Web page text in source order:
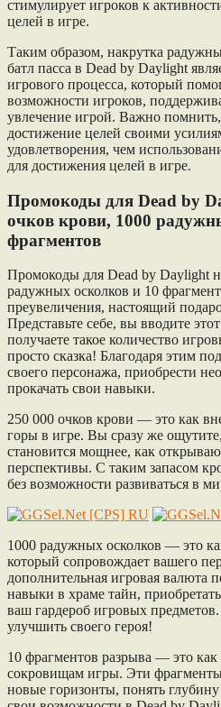
стимулирует игроков к
целей в игре.
Таким образом, накрутка
батл пасса в Dead by Daylight
игрового процесса, который
возможности игроков,
увлечение игрой. Важно помнить,
достижение целей своими
удовлетворения, чем
для достижения целей в игре.
Промокоды для Dead by
очков крови, 1000
фрагментов
Промокоды для Dead by Daylight
радужных осколков и 10
преувеличения, настоящий
Представьте себе, вы вводите
получаете такое количество
просто сказка! Благодаря этим
своего персонажа, приобрести
прокачать свои навыки.
250 000 очков крови — это как
горы в игре. Вы сразу же
становится мощнее, как
перспективы. С таким запасом
без возможности развиваться в
1000 радужных осколков — это
который сопровождает вашего
дополнительная игровая валюта
навыки в храме тайн,
ваш гардероб игровых
улучшить своего героя!
10 фрагментов разрыва — это
сокровищам игры. Эти
новые горизонты, понять